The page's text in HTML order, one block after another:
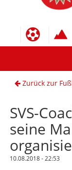
Zurück zur
SVS-
seine
10.08.2018 - 22:53